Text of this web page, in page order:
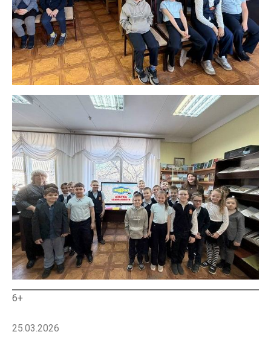
6+
25.03.2026